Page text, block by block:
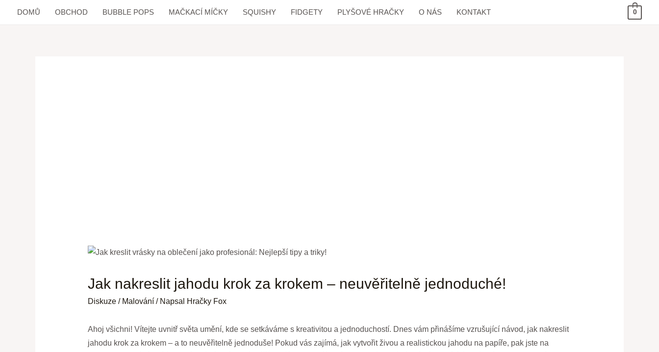
DOMŮ OBCHOD BUBBLE POPS MAČKACÍ MÍČKY SQUISHY FIDGETY PLYŠOVÉ HRAČKY O NÁS KONTAKT 0
Jak nakreslit jahodu krok za krokem – neuvěřitelně jednoduché!
Diskuze / Malování/ Napsal Hračky Fox
Ahoj všichni! Vítejte uvnitř světa umění, kde se setkáváme s kreativitou a jednoduchostí. Dnes vám přinášíme vzrušující návod, jak nakreslit
jahodu krok za krokem – a to neuvěřitelně jednoduše! Pokud vás zajímá, jak vytvořit živou a realistickou jahodu na papíře, pak jste na